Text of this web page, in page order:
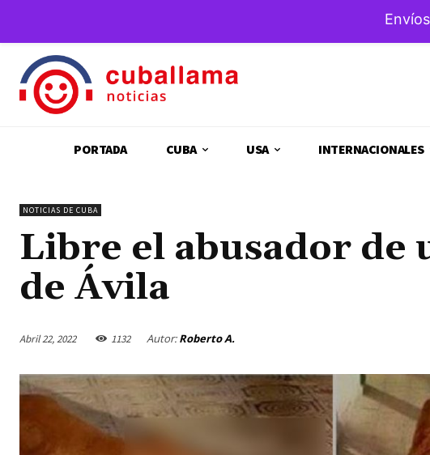
PORTADA CUBA USA INTERNACIONALES
NOTICIAS DE CUBA
Libre el abusador de
de Ávila
Abril 22, 2022 1132 Autor: Roberto A.